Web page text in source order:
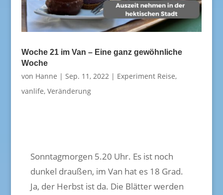
Woche 21 im Van – Eine ganz gewöhnliche
Woche
von Hanne | Sep. 11, 2022| Experiment Reise,
vanlife, Veränderung
Sonntagmorgen 5.20 Uhr. Es ist noch
dunkel draußen, im Van hat es 18 Grad.
Ja, der Herbst ist da. Die Blätter werden